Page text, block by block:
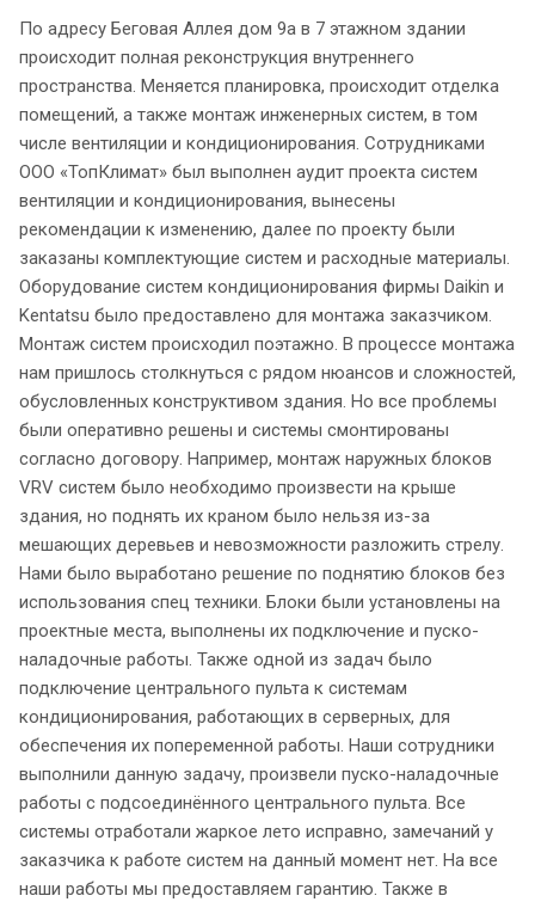
По адресу Беговая Аллея дом 9а в 7 этажном здании
происходит полная реконструкция внутреннего
пространства. Меняется планировка, происходит отделка
помещений, а также монтаж инженерных систем, в том
числе вентиляции и кондиционирования. Сотрудниками
ООО «ТопКлимат» был выполнен аудит проекта систем
вентиляции и кондиционирования, вынесены
рекомендации к изменению, далее по проекту были
заказаны комплектующие систем и расходные материалы.
Оборудование систем кондиционирования фирмы Daikin и
Kentatsu было предоставлено для монтажа заказчиком.
Монтаж систем происходил поэтажно. В процессе монтажа
нам пришлось столкнуться с рядом нюансов и сложностей,
обусловленных конструктивом здания. Но все проблемы
были оперативно решены и системы смонтированы
согласно договору. Например, монтаж наружных блоков
VRV систем было необходимо произвести на крыше
здания, но поднять их краном было нельзя из-за
мешающих деревьев и невозможности разложить стрелу.
Нами было выработано решение по поднятию блоков без
использования спец техники. Блоки были установлены на
проектные места, выполнены их подключение и пуско-
наладочные работы. Также одной из задач было
подключение центрального пульта к системам
кондиционирования, работающих в серверных, для
обеспечения их попеременной работы. Наши сотрудники
выполнили данную задачу, произвели пуско-наладочные
работы с подсоединённого центрального пульта. Все
системы отработали жаркое лето исправно, замечаний у
заказчика к работе систем на данный момент нет. На все
наши работы мы предоставляем гарантию. Также в